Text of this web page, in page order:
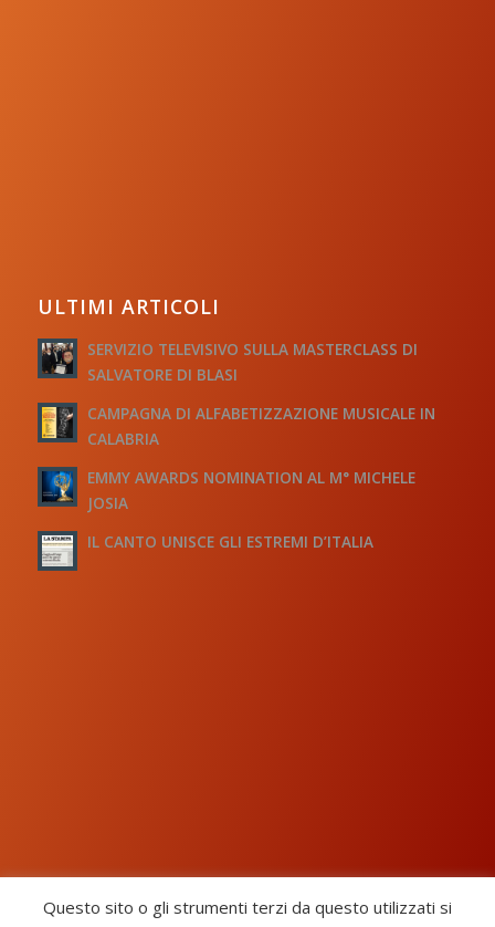
ULTIMI ARTICOLI
SERVIZIO TELEVISIVO SULLA MASTERCLASS DI
SALVATORE DI BLASI
CAMPAGNA DI ALFABETIZZAZIONE MUSICALE IN
CALABRIA
EMMY AWARDS NOMINATION AL M° MICHELE
JOSIA
IL CANTO UNISCE GLI ESTREMI D’ITALIA
Questo sito o gli strumenti terzi da questo utilizzati si